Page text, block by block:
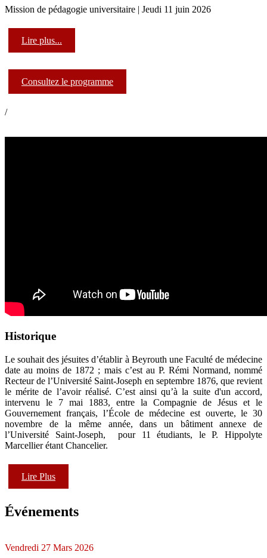
Mission de pédagogie universitaire | Jeudi 11 juin 2026
Lire plus...
Consultez le programme
/
Historique
Le souhait des jésuites d’établir à Beyrouth une Faculté de médecine
date au moins de 1872 ; mais c’est au P. Rémi Normand, nommé
Recteur de l’Université Saint-Joseph en septembre 1876, que revient
le mérite de l’avoir réalisé. C’est ainsi qu’à la suite d'un accord,
intervenu le 7 mai 1883, entre la Compagnie de Jésus et le
Gouvernement français, l’École de médecine est ouverte, le 30
novembre de la même année, dans un bâtiment annexe de
l’Université Saint-Joseph, pour 11 étudiants, le P. Hippolyte
Marcellier étant Chancelier.
Lire Plus
Événements
Vendredi 27 Mars 2026